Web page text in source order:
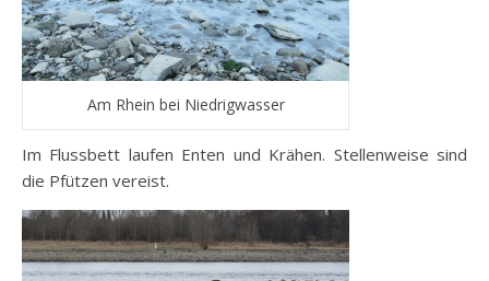
Am Rhein bei Niedrigwasser
Im Flussbett laufen Enten und Krähen. Stellenweise sind
die Pfützen vereist.